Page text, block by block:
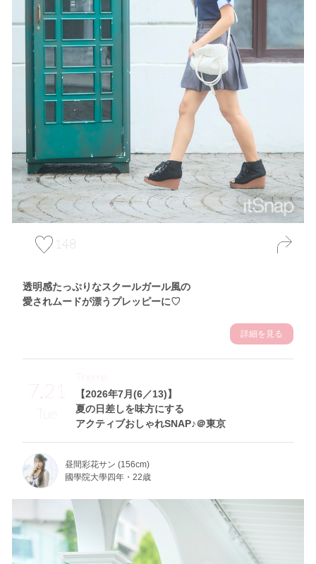
148
透明感たっぷりなスクールガール風の
愛されムードが漂うプレッピーに♡
詳細を見る
7.21
Tue
【2026年7月(6／13)】
夏の日差しを味方にする
アクティブおしゃれSNAP♪＠東京
Theme
昼間彩花サン (156cm)
國學院大學四年・22歳